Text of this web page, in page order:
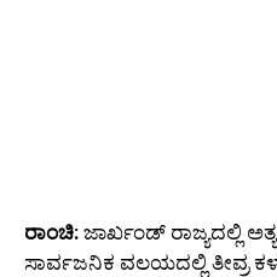
ರಾಂಚಿ: ಜಾರ್ಖಂಡ್ ರಾಜ್ಯದಲ್ಲಿ
ಸಾರ್ವಜನಿಕ ವಲಯದಲ್ಲಿ ತೀವ್ರ